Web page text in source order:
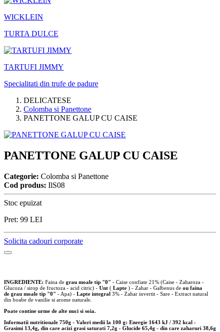
WICKLEIN
TURTA DULCE
TARTUFI JIMMY
Specialitati din trufe de padure
DELICATESE
Colomba si Panettone
PANETTONE GALUP CU CAISE
PANETTONE GALUP CU CAISE
Categorie: Colomba si Panettone
Cod produs: IlS08
Stoc epuizat
Pret: 99 LEI
Solicita cadouri corporate
INGREDIENTE: Faina de grau moale tip "0" - Caise confiate 21% (Caise - Zaharoza -
Glucoza / sirop de fructoza - acid citric) - Unt ( Lapte ) - Zahar - Galbenus de ou faina
de grau moale tip "0" - Apa) - Lapte integral 3% - Zahar invertit - Sare - Extract natural
din boabe de vanilie si arome naturale.
Poate contine urme de alte nuci si soia.
Informatii nutritionale 750g - Valori medii la 100 g: Energie 1643 kJ / 392 kcal -
Grasimi 13,4g, din care acizi grasi saturati 7,2g - Glucide 65,4g - din care zaharuri 38,6g